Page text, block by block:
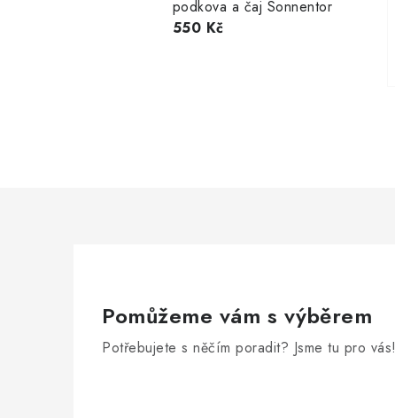
podkova a čaj Sonnentor
550 Kč
Pomůžeme vám s výběrem
Potřebujete s něčím poradit? Jsme tu pro vás!